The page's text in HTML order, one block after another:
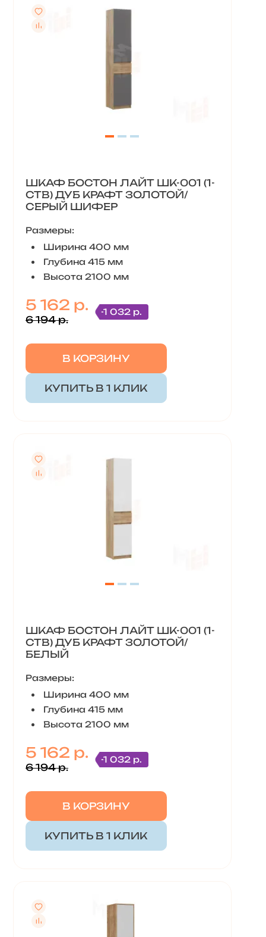
ШКАФ БОСТОН ЛАЙТ ШК-001 (1-
СТВ) ДУБ КРАФТ ЗОЛОТОЙ/
СЕРЫЙ ШИФЕР
Размеры:
Ширина 400 мм
Глубина 415 мм
Высота 2100 мм
5 162 р.
6 194 р.
-1 032 р.
В КОРЗИНУ
КУПИТЬ В 1 КЛИК
ШКАФ БОСТОН ЛАЙТ ШК-001 (1-
СТВ) ДУБ КРАФТ ЗОЛОТОЙ/
БЕЛЫЙ
Размеры:
Ширина 400 мм
Глубина 415 мм
Высота 2100 мм
5 162 р.
6 194 р.
-1 032 р.
В КОРЗИНУ
КУПИТЬ В 1 КЛИК